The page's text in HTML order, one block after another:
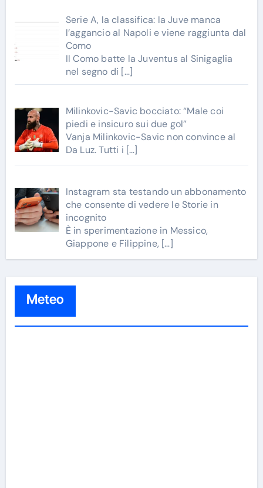
Serie A, la classifica: la Juve manca
l’aggancio al Napoli e viene raggiunta dal
Como
Il Como batte la Juventus al Sinigaglia
nel segno di […]
Milinkovic-Savic bocciato: “Male coi
piedi e insicuro sui due gol”
Vanja Milinkovic-Savic non convince al
Da Luz. Tutti i […]
Instagram sta testando un abbonamento
che consente di vedere le Storie in
incognito
È in sperimentazione in Messico,
Giappone e Filippine, […]
Meteo